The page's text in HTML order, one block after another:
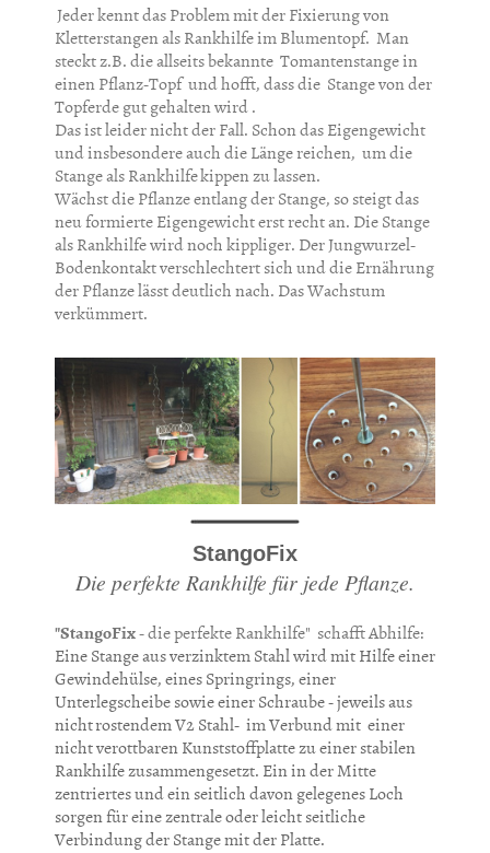
Jeder kennt das Problem mit der Fixierung von
Kletterstangen als Rankhilfe im Blumentopf. Man
steckt z.B. die allseits bekannte Tomantenstange in
einen Pflanz-Topf und hofft, dass die Stange von der
Topferde gut gehalten wird .
Das ist leider nicht der Fall. Schon das Eigengewicht
und insbesondere auch die Länge reichen, um die
Stange als Rankhilfekippen zu lassen.
Wächst die Pflanze entlang der Stange, so steigt das
neu formierte Eigengewicht erst recht an. Die Stange
als Rankhilfe wird noch kippliger. Der Jungwurzel-
Bodenkontakt verschlechtert sich und die Ernährung
der Pflanze lässt deutlich nach. Das Wachstum
verkümmert.
StangoFix
Die perfekte Rankhilfe für jede Pflanze.
"StangoFix- die perfekte Rankhilfe" schafft Abhilfe:
Eine Stange aus verzinktem Stahl wird mit Hilfe einer
Gewindehülse, eines Springrings, einer
Unterlegscheibe sowie einer Schraube - jeweils aus
nichtrostendem V2 Stahl- im Verbund mit einer
nicht verottbaren Kunststoffplatte zu einer stabilen
Rankhilfe zusammengesetzt. Ein in der Mitte
zentriertes und ein seitlich davon gelegenes Loch
sorgen für eine zentrale oder leicht seitliche
Verbindung der Stange mit der Platte.